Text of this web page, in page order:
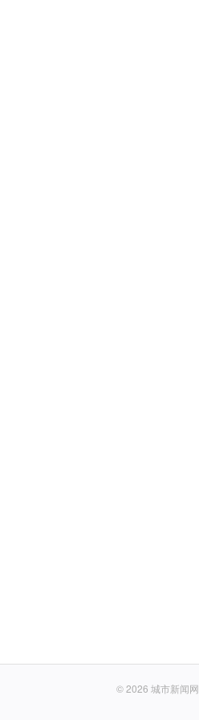
© 2026 城市新闻